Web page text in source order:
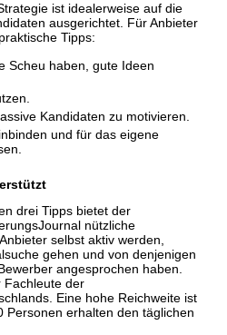
ist idealerweise auf die
ausgerichtet. Für Anbieter
Tipps:
Scheu haben, gute Ideen
Kandidaten zu motivieren.
und für das eigene
drei Tipps bietet der
nützliche
selbst aktiv werden,
gehen und von denjenigen
angesprochen haben.
Fachleute der
Eine hohe Reichweite ist
erhalten den täglichen